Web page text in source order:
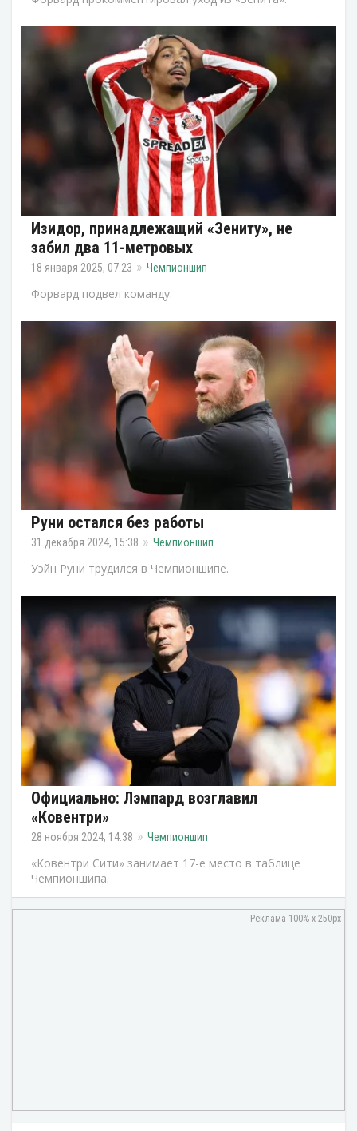
Изидор, принадлежащий «Зениту», не
забил два 11-метровых
18 января 2025, 07:23 Чемпионшип
Форвард подвел команду.
Руни остался без работы
31 декабря 2024, 15:38 Чемпионшип
Уэйн Руни трудился в Чемпионшипе.
Официально: Лэмпард возглавил
«Ковентри»
28 ноября 2024, 14:38 Чемпионшип
«Ковентри Сити» занимает 17-е место в таблице
Чемпионшипа.